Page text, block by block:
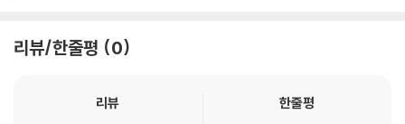
- 비센트 L. 라파엘 (워싱턴대학교 역사학과 교수)
리뷰/한줄평 0
리뷰
한줄평